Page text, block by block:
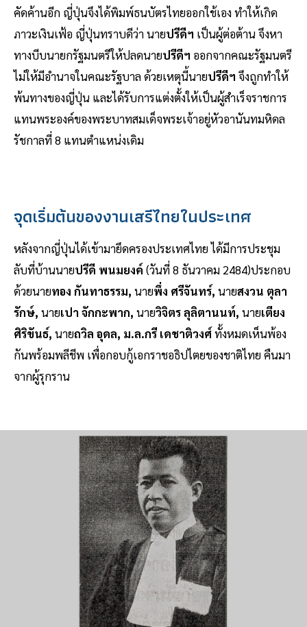
คัดค้านอีก ญี่ปุ่นจึงได้พิมพ์ธนบัตรไทยออกใช้เอง ทำให้เกิด
ภาวะเงินเฟ้อ ญี่ปุ่นทราบดีว่า นายปรีดีฯ เป็นผู้ต่อต้าน จึงหา
ทางบีบนายกรัฐมนตรีให้ปลดนายปรีดีฯ ออกจากคณะรัฐมนตรี
ไม่ให้มีอำนาจในคณะรัฐบาล ด้วยเหตุนี้นายปรีดีฯ จึงถูกทำให้
พ้นทางของญี่ปุ่น และได้รับการแต่งตั้งให้เป็นผู้สำเร็จราชการ
แทนพระองค์ของพระบาทสมเด็จพระเจ้าอยู่หัวอานันทมหิดล
รัชกาลที่ 8 แทนตำแหน่งเดิม
จุดเริ่มต้นของงานเสรีไทยในประเทศ
หลังจากญี่ปุ่นได้เข้ามายึดครองประเทศไทย ได้มีการประชุม
ลับที่บ้านนายปรีดี พนมยงค์ (วันที่ 8 ธันวาคม 2484)ประกอบ
ด้วยนายทอง กันทาธรรม, นายพึ่ง ศรีจันทร์, นายสงวน ตุลา
รักษ์, นายเปา จักกะพาก, นายวิจิตร ลุลิตานนท์, นายเตียง
ศิริขันธ์, นายถวิล อุดล, ม.ล.กรี เดชาติวงศ์ทั้งหมดเห็นพ้อง
กันพร้อมพลีชีพ เพื่อกอบกู้เอกราชอธิปไตยของชาติไทย คืนมา
จากผู้รุกราน